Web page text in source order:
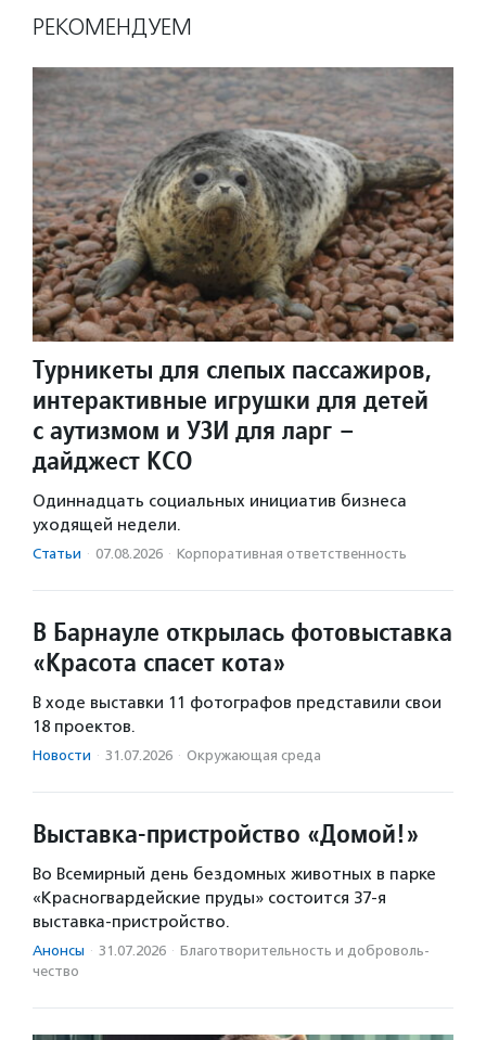
РЕКОМЕНДУЕМ
Турникеты для слепых пассажиров,
интерактивные игрушки для детей
с аутизмом и УЗИ для ларг –
дайджест КСО
Одиннадцать социальных инициатив бизнеса
уходящей недели.
Статьи · 07.08.2026 · Корпоративная ответственность
В Барнауле открылась фотовыставка
«Красота спасет кота»
В ходе выставки 11 фотографов представили свои
18 проектов.
Новости · 31.07.2026 · Окружающая среда
Выставка-пристройство «Домой!»
Во Всемирный день бездомных животных в парке
«Красногвардейские пруды» состоится 37-я
выставка-пристройство.
Анонсы · 31.07.2026 · Благотвори­тель­ность и доброволь­
чест­во